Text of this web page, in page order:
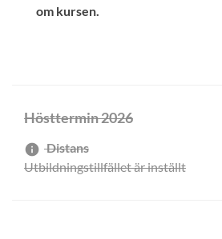
om kursen.
Hösttermin 2026
info Distans
Utbildningstillfället är inställt